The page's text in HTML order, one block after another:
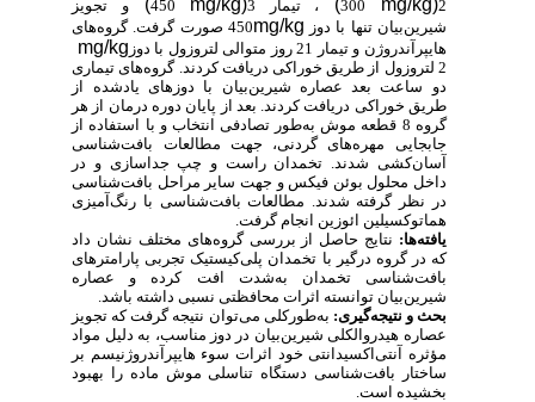
300 ، تیمار 3 450
و تجویز
شیرین‌بیان تنها با دوزmg/kg
450 صورت گرفت. گروه‌های
هایپرآندروژن و تیمار 21 روز متوالی لتروزول با دوز
mg/kg
2 لتروزول از طریق خوراکی دریافت کردند. گروه‌های تیماری
دو ساعت بعد عصاره شیرین‌بیان با دوزهای یادشده از
طریق خوراکی دریافت کردند. بعد از پایان دوره درمان از هر
گروه 8 قطعه موش به‌طور تصادفی انتخاب و با استفاده از
جابجایی مهره‌های گردنی، جهت مطالعات بافت‌شناسی
آسان‌کشی شدند. تخمدان راست و چپ جداسازی و در
داخل محلول بوئن فیکس و جهت سایر مراحل بافت‌شناسی
در نظر گرفته شدند. مطالعات بافت‌شناسی با رنگ‌آمیزی
هماتوکسیلین ائوزین انجام گرفت.
یافته‌ها:نتایج حاصل از بررسی گروه‌های مختلف نشان داد
که در گروه درگیر با تخمدان پلی‌کیستیک تجربی پارامترهای
بافت‌شناسی تخمدان به‌شدت افت کرده و عصاره
شیرین‌بیان توانسته اثرات محافظتی نسبی داشته باشد.
بحث و نتیجه‌گیری:به‌طورکلی می‌توان نتیجه گرفت که تجویز
عصاره هیدروالکلی شیرین‌بیان در دوز مناسب، به دلیل مواد
مؤثره آنتی‌اکسیدانتی خود اثرات سوء هایپرآندروژنیسم بر
ساختار بافت‌شناسی دستگاه تناسلی موش ماده را بهبود
بخشیده است.